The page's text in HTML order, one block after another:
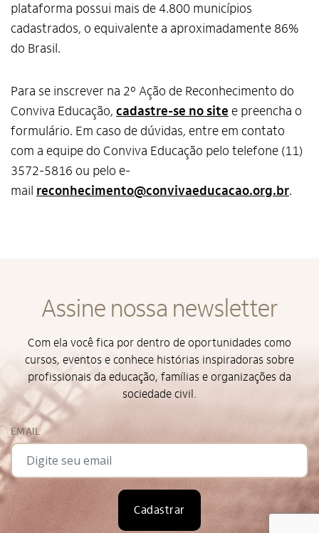
Alto Contraste
Privacidade
plataforma possui mais de 4.800 municípios
cadastrados, o equivalente a aproximadamente 86%
do Brasil.
Para se inscrever na 2º Ação de Reconhecimento do
Conviva Educação, cadastre-se no site e preencha o
formulário. Em caso de dúvidas, entre em contato
com a equipe do Conviva Educação pelo telefone (11)
3572-5816 ou pelo e-
mail reconhecimento@convivaeducacao.org.br.
Assine nossa newsletter
Com ela você fica por dentro de oportunidades como
cursos, eventos e conhece histórias inspiradoras sobre
profissionais da educação, famílias e organizações da
sociedade civil.
EMAIL
Cadastrar